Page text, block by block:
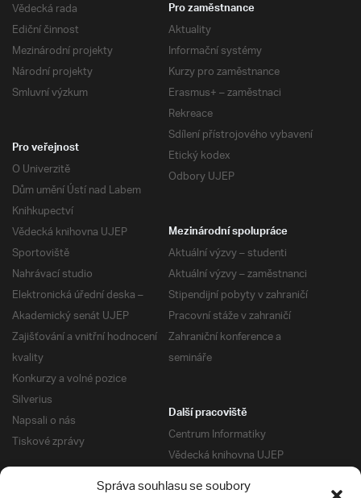
Správa souhlasu se soubory
Vědecká rada
Ediční činnost
Mezinárodní projekty
Národní projekty
Smluvní výzkum
Pro zaměstnance
Aktuality
Informační systémy
Kurzy pro zaměstnance
Erasmus+ – zaměstnaci
Rekreace
Sdílení přístrojového vybavení
Etický kodex
Odbory UJEP
Pro veřejnost
O Univerzitě
Dům umění Ústí nad Labem
Knihkupectví
Vědecká knihovna UJEP
Sportoviště
Nahrávací studio
Elektronická úřední deska –
Akademický senát UJEP
Zajišťování a vnitřní hodnocení
kvality
Konkurzy a volné pozice
Silverius
Napsali o nás
Tiskové zprávy
Mezinárodní spolupráce
Aktuální výzvy – studenti
Aktuální výzvy – zaměstnanci
Stipendijní pobyty v zahraničí
Pracovní stáže v zahraničí
Zahraniční konference a
semináře
Další pracoviště
Centrum Informatiky
Vědecká knihovna UJEP
Správa kolejí a menz